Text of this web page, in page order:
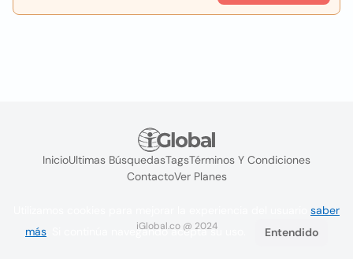
InicioUltimas BúsquedasTagsTérminos Y Condiciones
ContactoVer Planes
iGlobal.co @ 2024
saber
más . Si continúa navegando acepta su uso. Entendido